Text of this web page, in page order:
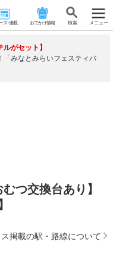
ス･連載 おでかけ情報 検 索 メニュー
ルがセット】
「みなとみらいフェスティバ
つ交換台あり】
掲載の駅・路線について